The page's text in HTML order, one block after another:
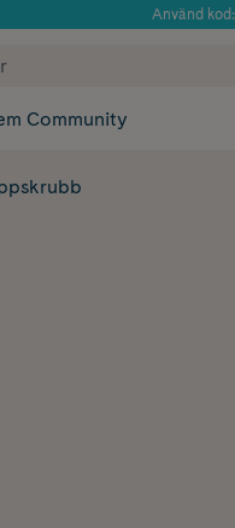
Använd
Community